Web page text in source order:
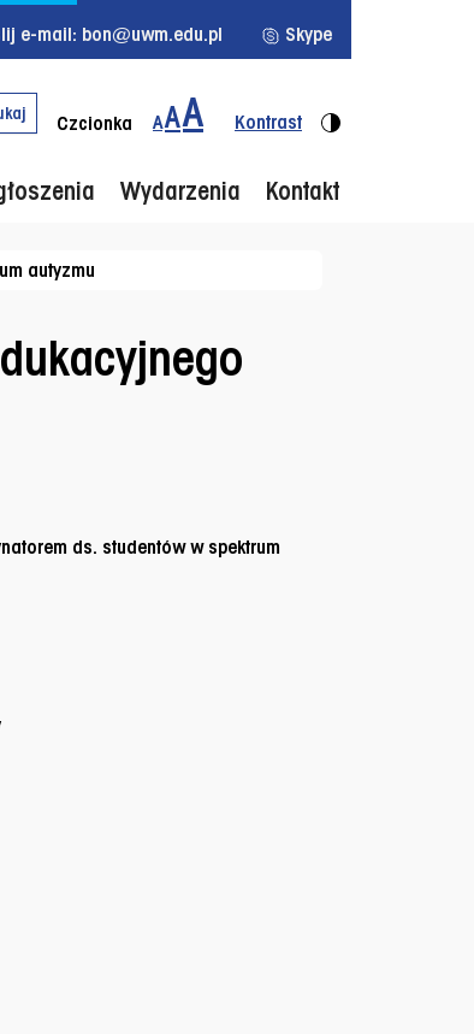
e-mail: bon@uwm.edu.pl Skype
Czcionka AAA Kontrast
Wydarzenia Kontakt
autyzmu
ds. studentów w spektrum